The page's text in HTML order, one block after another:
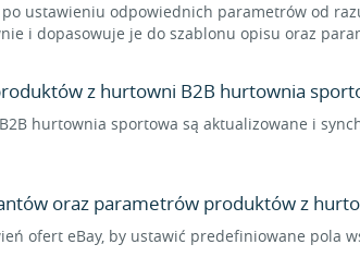
ustawieniu odpowiednich parametrów od
i dopasowuje je do szablonu opisu oraz
z hurtowni B2B hurtownia
hurtownia sportowa są aktualizowane i
oraz parametrów produktów z
ofert eBay, by ustawić predefiniowane pola